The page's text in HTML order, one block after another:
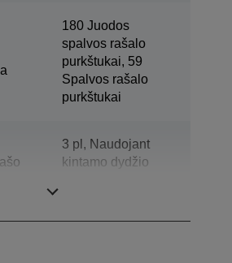
180 Juodos
spalvos rašalo
purkštukai, 59
Spalvos rašalo
purkštukai
3 pl, Naudojant
kintamo dydžio